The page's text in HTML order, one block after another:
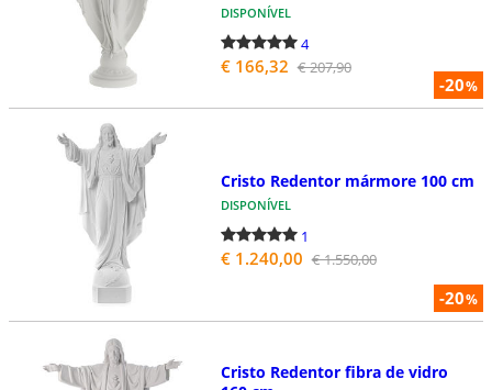
-20%
DISPONÍVEL
4
€ 166,32 € 207,90
-20%
Cristo Redentor mármore 100 cm
DISPONÍVEL
1
€ 1.240,00 € 1.550,00
Cristo Redentor fibra de vidro